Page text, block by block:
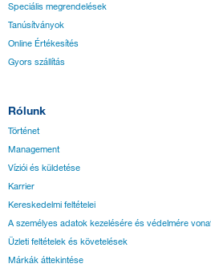
Speciális megrendelések
Tanúsítványok
Online Értékesítés
Gyors szállítás
Rólunk
Történet
Management
Víziói és küldetése
Karrier
Kereskedelmi feltételei
A személyes adatok kezelésére és védelmére
Üzleti feltételek és követelések
Márkák áttekintése